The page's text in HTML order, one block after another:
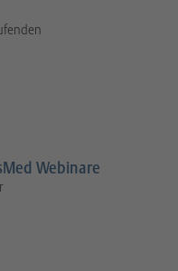
Webinare